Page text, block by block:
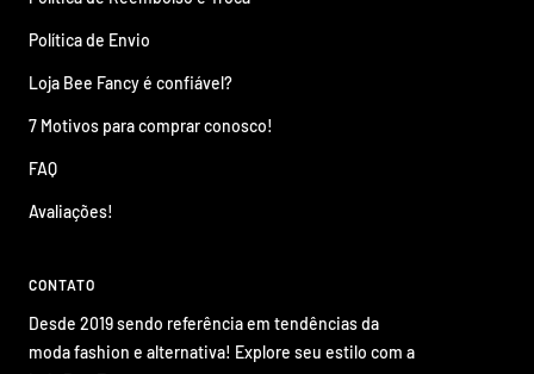
Política de Envio
Loja Bee Fancy é confiável?
7 Motivos para comprar conosco!
FAQ
Avaliações!
CONTATO
Desde 2019 sendo referência em tendências da
moda fashion e alternativa! Explore seu estilo com a